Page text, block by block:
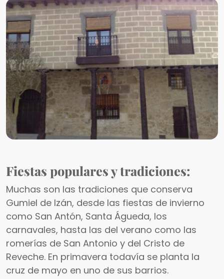
Fiestas populares y tradiciones:
Muchas son las tradiciones que conserva
Gumiel de Izán, desde las fiestas de invierno
como San Antón, Santa Águeda, los
carnavales, hasta las del verano como las
romerías de San Antonio y del Cristo de
Reveche. En primavera todavía se planta la
cruz de mayo en uno de sus barrios.